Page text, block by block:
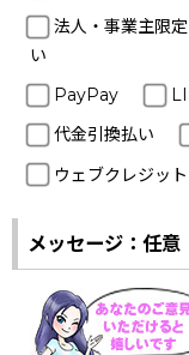
法人・事業主限
い
PayPay
代金引換払い
ウェブクレジッ
メッセージ：任意